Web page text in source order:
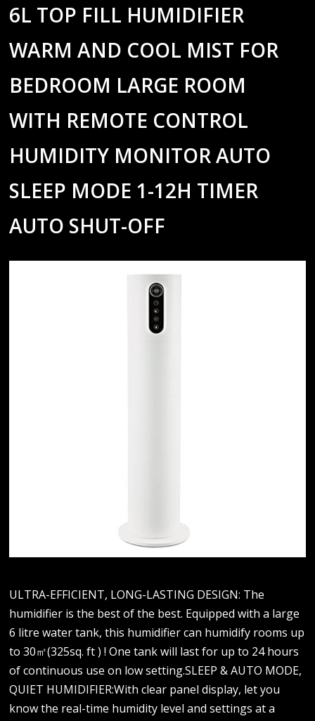
6L TOP FILL HUMIDIFIER
WARM AND COOL MIST FOR
BEDROOM LARGE ROOM
WITH REMOTE CONTROL
HUMIDITY MONITOR AUTO
SLEEP MODE 1-12H TIMER
AUTO SHUT-OFF
ULTRA-EFFICIENT, LONG-LASTING DESIGN: The
humidifier is the best of the best. Equipped with a large
6 litre water tank, this humidifier can humidify rooms up
to 30㎡(325sq. ft ) ! One tank will last for up to 24 hours
of continuous use on low setting.SLEEP & AUTO MODE,
QUIET HUMIDIFIER:With clear panel display, let you
know the real-time humidity level and settings at a